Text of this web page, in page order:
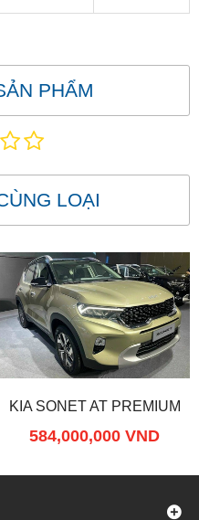
PHẨM
LOẠI
KIA SONET AT PREMIUM
584,000,000 VND